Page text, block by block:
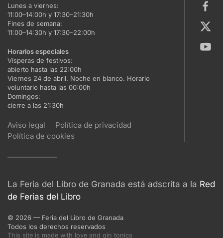
Lunes a viernes:
11:00–14:00h y 17:30–21:30h
Fines de semana:
11:00–14:30h y 17:30–22:00h
Horarios especiales
Vísperas de festivos:
abierto hasta las 22:00h
Viernes 24 de abril. Noche en blanco. Horario
voluntario hasta las 00:00h
Domingos:
cierre a las 21:30h
Aviso legal
Política de privacidad
Política de cookies
La Feria del Libro de Granada está adscrita a la Red
de Ferias del Libro
© 2026 — Feria del Libro de Granada
Todos los derechos reservados
This site is made with love and gin tonics